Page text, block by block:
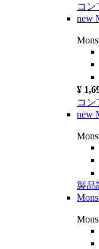
コン
new
¥
コン
new
製品